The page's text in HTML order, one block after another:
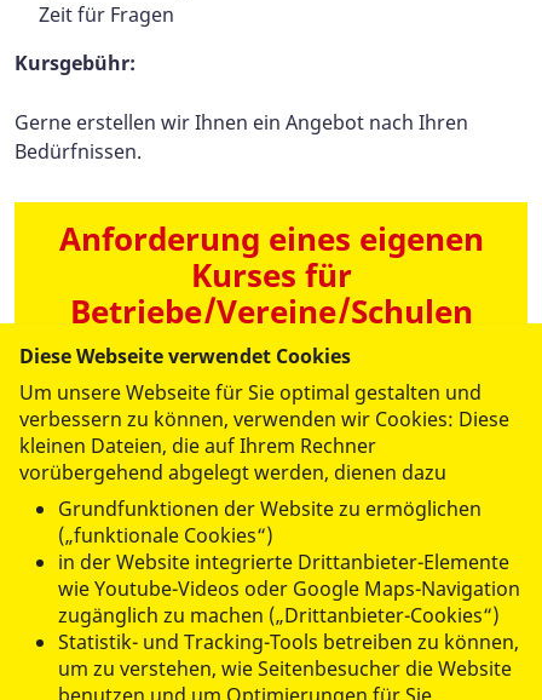
Zeit für Fragen
Kursgebühr:
Gerne erstellen wir Ihnen ein Angebot nach Ihren
Bedürfnissen.
Anforderung eines eigenen
Kurses für
Betriebe/Vereine/Schulen
UNSERE ANGEBOTE
MITMACHEN & HELFEN
WER WIR SIND
Diese Webseite verwendet Cookies
Um unsere Webseite für Sie optimal gestalten und
verbessern zu können, verwenden wir Cookies: Diese
kleinen Dateien, die auf Ihrem Rechner
vorübergehend abgelegt werden, dienen dazu
Grundfunktionen der Website zu ermöglichen
(„funktionale Cookies“)
in der Website integrierte Drittanbieter-Elemente
wie Youtube-Videos oder Google Maps-Navigation
zugänglich zu machen („Drittanbieter-Cookies“)
Statistik- und Tracking-Tools betreiben zu können,
um zu verstehen, wie Seitenbesucher die Website